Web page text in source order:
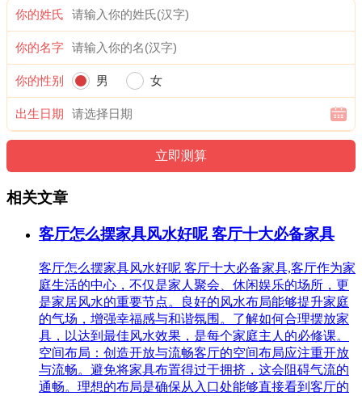
你的姓氏
你的名字
你的性别 男 女
出生日期
相关文章
客厅怎么摆家具风水好呢 客厅十大必备家具
客厅怎么摆家具风水好呢 客厅十大必备家具,客厅作为家
庭生活的中心，不仅是家人聚会、休闲娱乐的场所，更
是家居风水的重要节点。良好的风水布局能够提升家庭
的气场，增强幸福感与和谐氛围。了解如何合理摆放家
具，以达到最佳风水效果，是每个家庭主人的必修课。
空间布局：创造开放与流畅客厅的空间布局应注重开放
与流畅。避免将家具布置得过于拥挤，这会阻碍气流的
通畅。理想的布局是确保从入口处能够直接看到客厅的